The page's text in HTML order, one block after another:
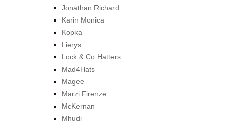
Jonathan Richard
Karin Monica
Kopka
Lierys
Lock & Co Hatters
Mad4Hats
Magee
Marzi Firenze
McKernan
Mhudi